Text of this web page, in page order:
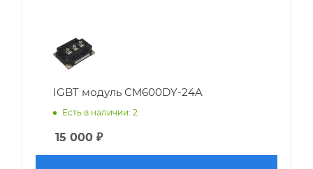
IGBT модуль CM600DY-24A
Есть в наличии: 2
15 000 ₽